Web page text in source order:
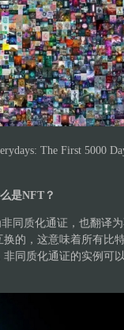
The First 5000
是NFT？
同质化通证，也翻译
的，这意味着所有比
同质化通证的实例可